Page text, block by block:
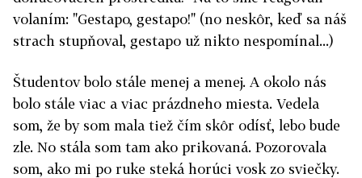
volaním: "Gestapo, gestapo!" (no neskôr, keď sa náš
strach stupňoval, gestapo už nikto nespomínal...)
Študentov bolo stále menej a menej. A okolo nás
bolo stále viac a viac prázdneho miesta. Vedela
som, že by som mala tiež čím skôr odísť, lebo bude
zle. No stála som tam ako prikovaná. Pozorovala
som, ako mi po ruke steká horúci vosk zo sviečky.